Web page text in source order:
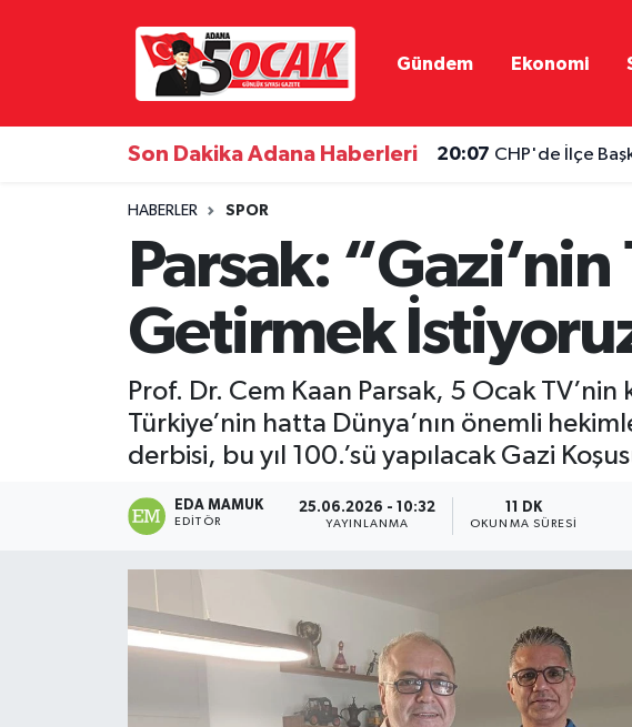
Gündem Ekonomi
Son Dakika Adana Haberleri 20:07 CHP'de İlçe
HABERLER SPOR
Parsak: “Gazi’nin
Getirmek
Prof. Dr. Cem Kaan Parsak, 5 Ocak
Türkiye’nin hatta Dünya’nın önemli
derbisi, bu yıl 100.’sü yapılacak Gazi
EDA MAMUK
EDITÖR
25.06.2026 - 10:32
YAYINLANMA
11 DK
OKUNMA SÜRESI
Magazin
Resmi İlanlar
Hava Durumu
Tüm Manşetler
Son Dakika Haberleri